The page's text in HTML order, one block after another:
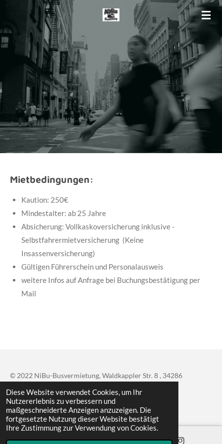
Diese Website verwendet Cookies, um Ihr
Nutzererlebnis zu verbessern und
maßgeschneiderte Anzeigen anzuzeigen. Die
fortgesetzte Nutzung dieser Website bestätigt
Ihre Zustimmung zur Verwendung von Cookies.
Hauptinhalt
springen
Mietbedingungen:
Kaution: 250€
Mindestalter: ab 25 Jahre
Absicherung: Vollkaskoversicherung inklusive -
Selbstfahrermietversicherung (Keine
Insassenversicherung)
Gültigen Führerschein und Personalausweis
weitere Infos auf Anfrage bei Buchungsbestätigung per
Mail
© 2022 NiBu-Busvermietung, Waldkappler Str. 8 , 34286
Spangenberg, Inh: Dennis Nickel
Mit Unterstützung vonWebador